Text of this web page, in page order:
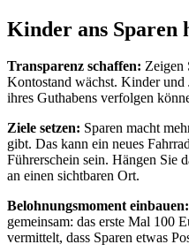
Kinder ans Sparen
Transparenz schaffen: Zeigen
Kontostand wächst. Kinder
ihres Guthabens verfolgen
Ziele setzen: Sparen macht
gibt. Das kann ein neues
Führerschein sein. Hängen Sie
an einen sichtbaren Ort.
Belohnungsmoment einbauen:
gemeinsam: das erste Mal 100
vermittelt, dass Sparen etwas